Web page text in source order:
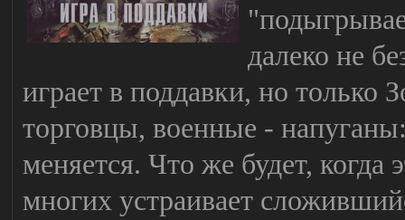
далеко не
играет в поддавки, но только
торговцы, военные -
меняется. Что же будет,
многих устраивает